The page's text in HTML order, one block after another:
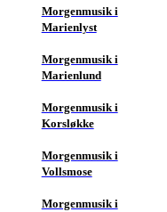
Morgenmusik i
Marienlyst
Morgenmusik i
Marienlund
Morgenmusik i
Korsløkke
Morgenmusik i
Vollsmose
Morgenmusik i